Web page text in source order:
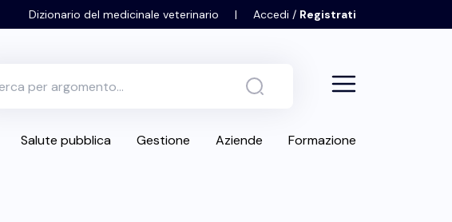
Dizionario del medicinale veterinario | Accedi / Registrati
Salute pubblica Gestione Aziende Formazione